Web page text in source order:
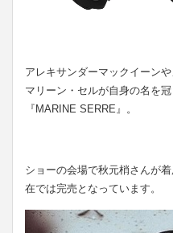
アレキサンダーマックイーン
マリーン・セルが自身の名を
『MARINE SERRE』。
ショーの会場で秋元梢さんが
在では完売となっています。